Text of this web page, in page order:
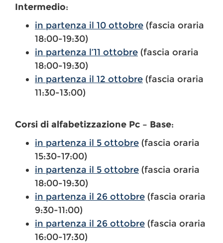
Intermedio:
in partenza il 10 ottobre (fascia oraria
18:00-19:30)
in partenza l’11 ottobre (fascia oraria
18:00-19:30)
in partenza il 12 ottobre (fascia oraria
11:30-13:00)
Corsi di alfabetizzazione Pc – Base:
in partenza il 5 ottobre (fascia oraria
15:30-17:00)
in partenza il 5 ottobre (fascia oraria
18:00-19:30)
in partenza il 26 ottobre (fascia oraria
9:30-11:00)
in partenza il 26 ottobre (fascia oraria
16:00-17:30)